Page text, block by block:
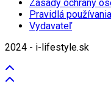
Zásady ochrany
Pravidlá
Vydavateľ
2024 - i-lifestyle.sk